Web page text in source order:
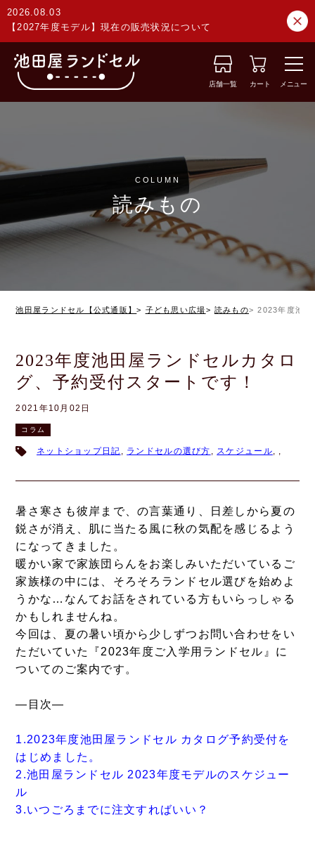
2026.08.03
【2027年度モデル】現在の販売状況について
店舗一覧 カート メニュー
COLUMN
読みもの
池田屋ランドセル【公式通販】 子ども思い広場 読みもの 2023年度池田
2023年度池田屋ランドセルカタロ
グ、予約受付スタートです！
2021年10月02日
コラム
ネットショップ日記 ランドセルの選び方 スケジュール
暑さ寒さも彼岸まで、の言葉通り、日差しから夏の
鋭さが消え、肌に当たる風に秋の気配を感じるよう
になってきました。
暖かい家で家族団らんをお楽しみいただいているご
家族様の中には、そろそろランドセル選びを始めよ
うかな…なんてお話をされている方もいらっしゃる
かもしれませんね。
今回は、夏の暑い頃から少しずつお問い合わせをい
ただいていた『2023年度ご入学用ランドセル』に
ついてのご案内です。
―目次―
1.2023年度池田屋ランドセル カタログ予約受付を
はじめました。
2.池田屋ランドセル 2023年度モデルのスケジュー
ル
3.いつごろまでに注文すればいい？